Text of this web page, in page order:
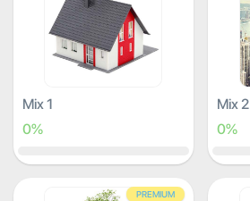
Mix 1
0%
Mix 2
0%
PREMIUM